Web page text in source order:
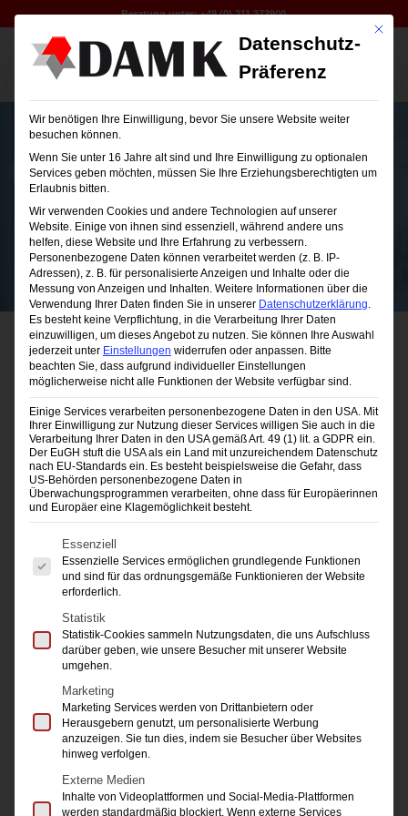
Beratung unter:+49 (0) 211 373900
DAMK-Seminare
Mehr Infos und Anmeldungzu allen
Seminaren:
roth@damk.deoder 0211-37 39 00
NEU: Marketing-Kompakt-Kurs für Einsteiger
und Abiturienten | mit Zertifikat
Eventmarketing
KI-Grundlagen Workshop
Influencer Marketing
Ausbilderschein | Prüfungs-Vorbereitungskurs
Email-Marketing
Mit
Datenschutz-
Präferenz
Wir benötigen Ihre Einwilligung, bevor Sie unsere Website weiter
besuchen können.
Wenn Sie unter 16 Jahre alt sind und Ihre Einwilligung zu optionalen
Services geben möchten, müssen Sie Ihre Erziehungsberechtigten um
Erlaubnis bitten.
Wir verwenden Cookies und andere Technologien auf unserer
Website. Einige von ihnen sind essenziell, während andere uns
helfen, diese Website und Ihre Erfahrung zu verbessern.
Personenbezogene Daten können verarbeitet werden (z. B. IP-
Adressen), z. B. für personalisierte Anzeigen und Inhalte oder die
Messung von Anzeigen und Inhalten. Weitere Informationen über die
Verwendung Ihrer Daten finden Sie in unserer Datenschutzerklärung.
Es besteht keine Verpflichtung, in die Verarbeitung Ihrer Daten
einzuwilligen, um dieses Angebot zu nutzen. Sie können Ihre Auswahl
jederzeit unter Einstellungen widerrufen oder anpassen. Bitte
beachten Sie, dass aufgrund individueller Einstellungen
möglicherweise nicht alle Funktionen der Website verfügbar sind.
Einige Services verarbeiten personenbezogene Daten in den USA. Mit
Ihrer Einwilligung zur Nutzung dieser Services willigen Sie auch in die
Verarbeitung Ihrer Daten in den USA gemäß Art. 49 (1) lit. a GDPR ein.
Der EuGH stuft die USA als ein Land mit unzureichendem Datenschutz
nach EU-Standards ein. Es besteht beispielsweise die Gefahr, dass
US-Behörden personenbezogene Daten in
Überwachungsprogrammen verarbeiten, ohne dass für Europäerinnen
und Europäer eine Klagemöglichkeit besteht.
Es folgt eine Liste der Service-Gruppen, für
Essenziell
Essenzielle Services ermöglichen grundlegende Funktionen
und sind für das ordnungsgemäße Funktionieren der Website
erforderlich.
Statistik
Statistik-Cookies sammeln Nutzungsdaten, die uns Aufschluss
darüber geben, wie unsere Besucher mit unserer Website
umgehen.
Marketing
Marketing Services werden von Drittanbietern oder
Herausgebern genutzt, um personalisierte Werbung
anzuzeigen. Sie tun dies, indem sie Besucher über Websites
hinweg verfolgen.
Externe Medien
Inhalte von Videoplattformen und Social-Media-Plattformen
werden standardmäßig blockiert. Wenn externe Services